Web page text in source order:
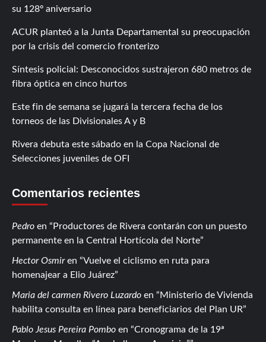
su 128º aniversario
ACUR planteó a la Junta Departamental su preocupación
por la crisis del comercio fronterizo
Síntesis policial: Desconocidos sustrajeron 680 metros de
fibra óptica en cinco hurtos
Este fin de semana se jugará la tercera fecha de los
torneos de las Divisionales A y B
Rivera debuta este sábado en la Copa Nacional de
Selecciones juveniles de OFI
Comentarios recientes
Pedro en
Productores de Rivera contarán con un puesto
permanente en la Central Hortícola del Norte
Hector Osmiren
Vuelve el ciclismo en ruta para
homenajear a Elio Juárez
Maria del carmen Rivero Luzardo en
Ministerio de Vivienda
habilita consulta en línea para beneficiarios del Plan UR
Pablo Jesus Pereira Pombo en
Cronograma de la 19ª